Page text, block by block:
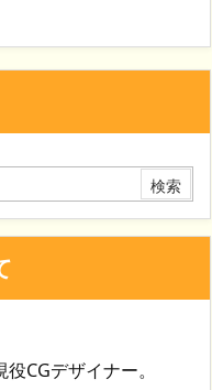
CGデザイナー。